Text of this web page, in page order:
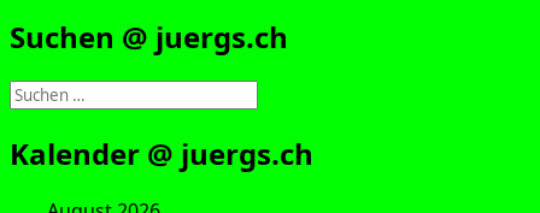
Suchen @ juergs.ch
Suchen
nach:
Kalender @ juergs.ch